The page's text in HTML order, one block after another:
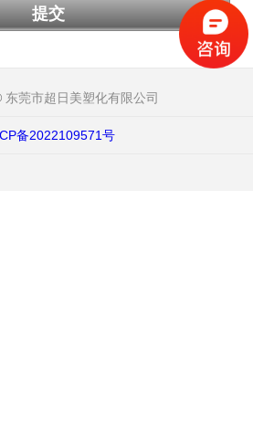
东莞市超日美塑化有限公司
备2022109571号